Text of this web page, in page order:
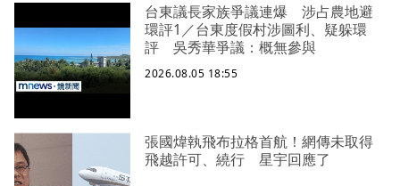
台東議長家族爭議連爆 涉占農地避
環評1／台東度假村涉圖利、疑躲環
評 吳秀華爭議：概無參與
2026.08.05 18:55
張國煒執飛布拉格首航！網傳未取得
飛越許可、繞行 星宇回應了